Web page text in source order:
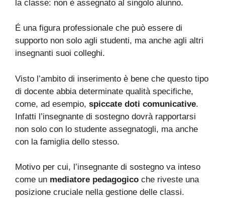
la classe: non è assegnato al singolo alunno.
É una figura professionale che può essere di
supporto non solo agli studenti, ma anche agli altri
insegnanti suoi colleghi.
Visto l’ambito di inserimento è bene che questo tipo
di docente abbia determinate qualità specifiche,
come, ad esempio, spiccate doti comunicative.
Infatti l’insegnante di sostegno dovrà rapportarsi
non solo con lo studente assegnatogli, ma anche
con la famiglia dello stesso.
Motivo per cui, l’insegnante di sostegno va inteso
come un mediatore pedagogico che riveste una
posizione cruciale nella gestione delle classi.